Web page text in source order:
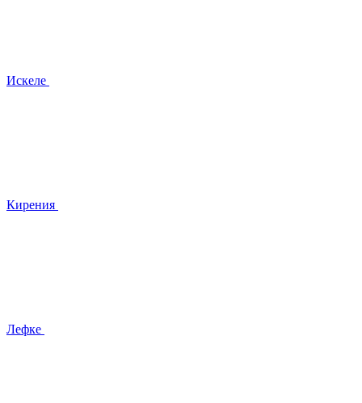
Искеле
Кирения
Лефке